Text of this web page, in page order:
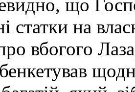
що
статки на
вбогого
бенкетував